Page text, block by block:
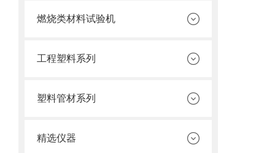
燃烧类材料试验机
工程塑料系列
塑料管材系列
精选仪器